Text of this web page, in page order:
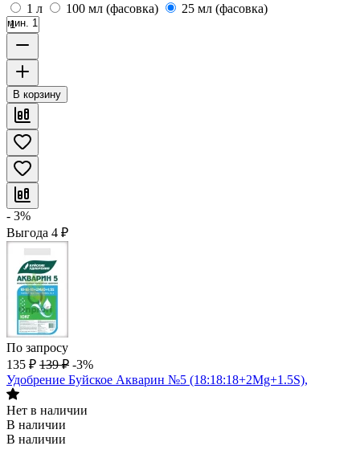
1 л
100 мл (фасовка) 25 мл (фасовка)
мин. 1
В корзину
- 3%
Выгода 4 ₽
По запросу
135 ₽ 139 ₽ -3%
Удобрение Буйское Акварин №5 (18:18:18+2Mg+1.5S),
Нет в наличии
В наличии
В наличии